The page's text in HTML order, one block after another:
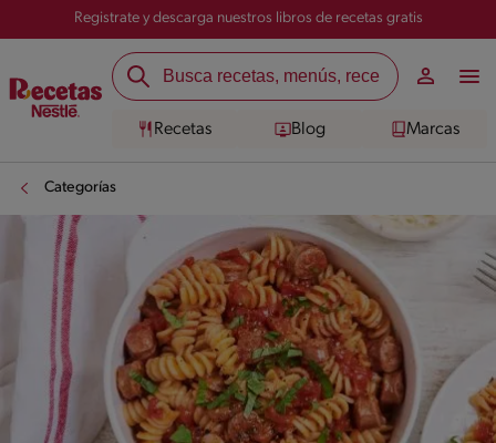
Registrate y descarga nuestros libros de recetas gratis
Recetas Blog Marcas
Categorías